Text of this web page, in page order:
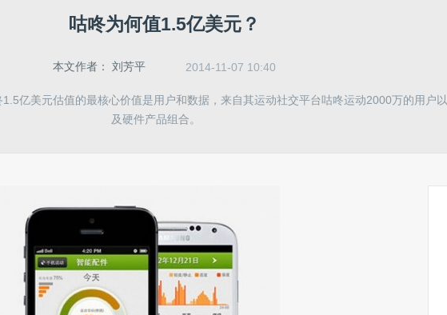
咕咚为何值1.5亿美元？
本文作者： 刘芳平 2014-11-07 10:40
亿美元估值的最核心价值是用户和数据，来自其运动社交平台咕咚运动2000万的用户以
及硬件产品组合。